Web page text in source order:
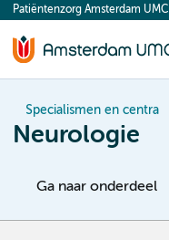
content
Patiëntenzorg Amsterdam UMC
Specialismen en centra
Neurologie
Ga naar onderdeel